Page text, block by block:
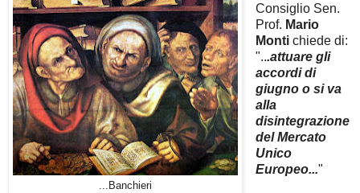
...Banchieri
Consiglio Sen.
Prof. Mario
Monti chiede di:
"...attuare gli
accordi di
giugno o si va
alla
disintegrazione
del Mercato
Unico
Europeo..."